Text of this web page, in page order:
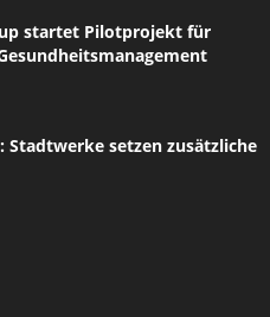
startet Pilotprojekt für
Stadtwerke setzen zusätzliche